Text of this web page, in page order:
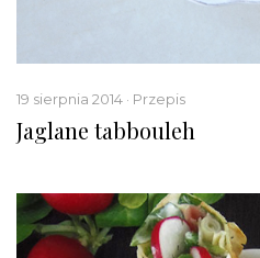
19 sierpnia 2014 · Przepis
Jaglane tabbouleh